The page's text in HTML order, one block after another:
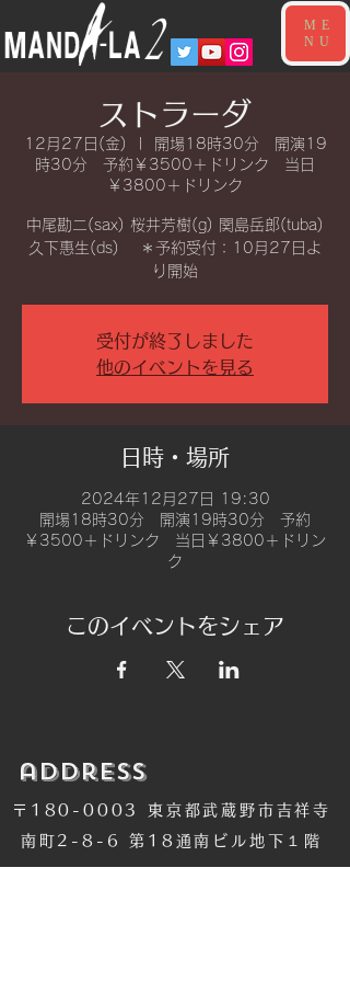
ME
NU
ストラーダ
12月27日(金)
開場18時30分 開演19
時30分 予約￥3500＋ドリンク 当日
￥3800＋ドリンク
中尾勘二(sax) 桜井芳樹(g) 関島岳郎(tuba)
久下惠生(ds) ＊予約受付：10月27日よ
り開始
受付が終了しました
他のイベントを見る
日時・場所
2024年12月27日 19:30
開場18時30分 開演19時30分 予約
￥3500＋ドリンク 当日￥3800＋ドリン
ク
このイベントをシェア
​address
〒180-0003 東京都武蔵野市吉祥寺
南町2-8-6 第18通南ビル地下１階